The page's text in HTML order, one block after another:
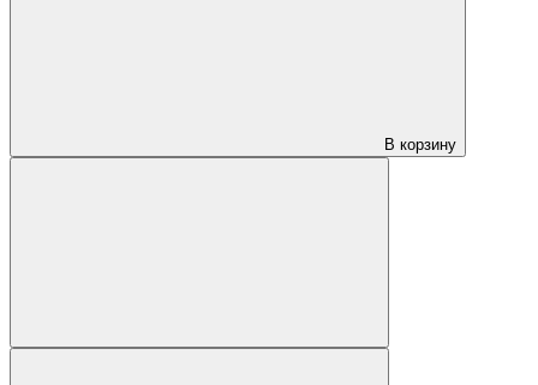
В корзину